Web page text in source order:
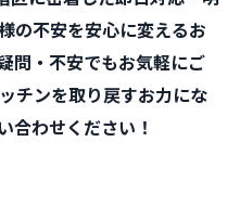
の不安を安心に変えるお
問・不安でもお気軽にご
チンを取り戻すお力にな
合わせください！